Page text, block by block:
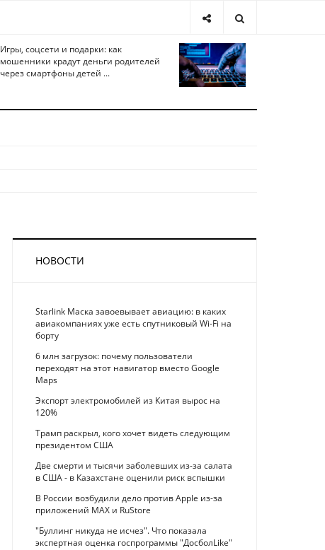
Игры, соцсети и подарки: как
мошенники крадут деньги родителей
через смартфоны детей ...
НОВОСТИ
Starlink Маска завоевывает авиацию: в каких
авиакомпаниях уже есть спутниковый Wi-Fi на
борту
6 млн загрузок: почему пользователи
переходят на этот навигатор вместо Google
Maps
Экспорт электромобилей из Китая вырос на
120%
Трамп раскрыл, кого хочет видеть следующим
президентом США
Две смерти и тысячи заболевших из-за салата
в США - в Казахстане оценили риск вспышки
В России возбудили дело против Apple из-за
приложений MAX и RuStore
"Буллинг никуда не исчез". Что показала
экспертная оценка госпрограммы "ДосболLike"